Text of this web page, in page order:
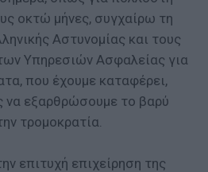
οκτώ μήνες, συγχαίρω τη
Αστυνομίας και τους
Υπηρεσιών Ασφαλείας για
που έχουμε καταφέρει,
να εξαρθρώσουμε τo βαρύ
τρομοκρατία.
επιτυχή επιχείρηση της